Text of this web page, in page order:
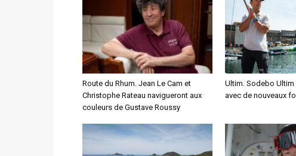
Route du Rhum. Jean Le Cam et
Christophe Rateau navigueront aux
couleurs de Gustave Roussy
Ultim. Sodebo Ultim
avec de nouveaux